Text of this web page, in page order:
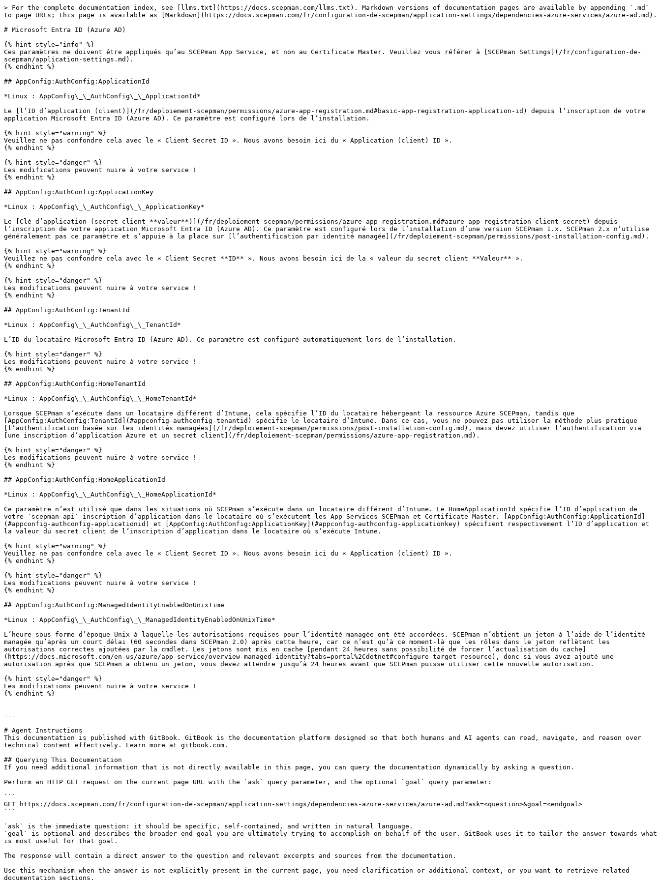
> For the complete documentation index, see [llms.txt](https://docs.scepman.com/llms.txt). Markdown versions of documentation pages are available by appending `.md`
to page URLs; this page is available as [Markdown](https://docs.scepman.com/fr/configuration-de-scepman/application-settings/dependencies-azure-services/azure-ad.md).
# Microsoft Entra ID (Azure AD)
{% hint style="info" %}
Ces paramètres ne doivent être appliqués qu’au SCEPman App Service, et non au Certificate Master. Veuillez vous référer à [SCEPman Settings](/fr/configuration-de-
scepman/application-settings.md).
{% endhint %}
## AppConfig:AuthConfig:ApplicationId
*Linux : AppConfig\_\_AuthConfig\_\_ApplicationId*
Le [l’ID d’application (client)](/fr/deploiement-scepman/permissions/azure-app-registration.md#basic-app-registration-application-id) depuis l’inscription de votre
application Microsoft Entra ID (Azure AD). Ce paramètre est configuré lors de l’installation.
{% hint style="warning" %}
Veuillez ne pas confondre cela avec le « Client Secret ID ». Nous avons besoin ici du « Application (client) ID ».
{% endhint %}
{% hint style="danger" %}
Les modifications peuvent nuire à votre service !
{% endhint %}
## AppConfig:AuthConfig:ApplicationKey
*Linux : AppConfig\_\_AuthConfig\_\_ApplicationKey*
Le [Clé d’application (secret client **valeur**)](/fr/deploiement-scepman/permissions/azure-app-registration.md#azure-app-registration-client-secret) depuis
l’inscription de votre application Microsoft Entra ID (Azure AD). Ce paramètre est configuré lors de l’installation d’une version SCEPman 1.x. SCEPman 2.x n’utilise
généralement pas ce paramètre et s’appuie à la place sur [l’authentification par identité managée](/fr/deploiement-scepman/permissions/post-installation-config.md).
{% hint style="warning" %}
Veuillez ne pas confondre cela avec le « Client Secret **ID** ». Nous avons besoin ici de la « valeur du secret client **Valeur** ».
{% endhint %}
{% hint style="danger" %}
Les modifications peuvent nuire à votre service !
{% endhint %}
## AppConfig:AuthConfig:TenantId
*Linux : AppConfig\_\_AuthConfig\_\_TenantId*
L’ID du locataire Microsoft Entra ID (Azure AD). Ce paramètre est configuré automatiquement lors de l’installation.
{% hint style="danger" %}
Les modifications peuvent nuire à votre service !
{% endhint %}
## AppConfig:AuthConfig:HomeTenantId
*Linux : AppConfig\_\_AuthConfig\_\_HomeTenantId*
Lorsque SCEPman s’exécute dans un locataire différent d’Intune, cela spécifie l’ID du locataire hébergeant la ressource Azure SCEPman, tandis que
[AppConfig:AuthConfig:TenantId](#appconfig-authconfig-tenantid) spécifie le locataire d’Intune. Dans ce cas, vous ne pouvez pas utiliser la méthode plus pratique
[l’authentification basée sur les identités managées](/fr/deploiement-scepman/permissions/post-installation-config.md), mais devez utiliser l’authentification via
[une inscription d’application Azure et un secret client](/fr/deploiement-scepman/permissions/azure-app-registration.md).
{% hint style="danger" %}
Les modifications peuvent nuire à votre service !
{% endhint %}
## AppConfig:AuthConfig:HomeApplicationId
*Linux : AppConfig\_\_AuthConfig\_\_HomeApplicationId*
Ce paramètre n’est utilisé que dans les situations où SCEPman s’exécute dans un locataire différent d’Intune. Le HomeApplicationId spécifie l’ID d’application de
votre `scepman-api` inscription d’application dans le locataire où s’exécutent les App Services SCEPman et Certificate Master. [AppConfig:AuthConfig:ApplicationId]
(#appconfig-authconfig-applicationid) et [AppConfig:AuthConfig:ApplicationKey](#appconfig-authconfig-applicationkey) spécifient respectivement l’ID d’application et
la valeur du secret client de l’inscription d’application dans le locataire où s’exécute Intune.
{% hint style="warning" %}
Veuillez ne pas confondre cela avec le « Client Secret ID ». Nous avons besoin ici du « Application (client) ID ».
{% endhint %}
{% hint style="danger" %}
Les modifications peuvent nuire à votre service !
{% endhint %}
## AppConfig:AuthConfig:ManagedIdentityEnabledOnUnixTime
*Linux : AppConfig\_\_AuthConfig\_\_ManagedIdentityEnabledOnUnixTime*
L’heure sous forme d’époque Unix à laquelle les autorisations requises pour l’identité managée ont été accordées. SCEPman n’obtient un jeton à l’aide de l’identité
managée qu’après un court délai (60 secondes dans SCEPman 2.0) après cette heure, car ce n’est qu’à ce moment-là que les rôles dans le jeton reflètent les
autorisations correctes ajoutées par la cmdlet. Les jetons sont mis en cache [pendant 24 heures sans possibilité de forcer l’actualisation du cache]
(https://docs.microsoft.com/en-us/azure/app-service/overview-managed-identity?tabs=portal%2Cdotnet#configure-target-resource), donc si vous avez ajouté une
autorisation après que SCEPman a obtenu un jeton, vous devez attendre jusqu’à 24 heures avant que SCEPman puisse utiliser cette nouvelle autorisation.
{% hint style="danger" %}
Les modifications peuvent nuire à votre service !
{% endhint %}
---
# Agent Instructions
This documentation is published with GitBook. GitBook is the documentation platform designed so that both humans and AI agents can read, navigate, and reason over
technical content effectively. Learn more at gitbook.com.
## Querying This Documentation
If you need additional information that is not directly available in this page, you can query the documentation dynamically by asking a question.
Perform an HTTP GET request on the current page URL with the `ask` query parameter, and the optional `goal` query parameter:
```
GET https://docs.scepman.com/fr/configuration-de-scepman/application-settings/dependencies-azure-services/azure-ad.md?ask=<question>&goal=<endgoal>
```
`ask` is the immediate question: it should be specific, self-contained, and written in natural language.
`goal` is optional and describes the broader end goal you are ultimately trying to accomplish on behalf of the user. GitBook uses it to tailor the answer towards what
is most useful for that goal.
The response will contain a direct answer to the question and relevant excerpts and sources from the documentation.
Use this mechanism when the answer is not explicitly present in the current page, you need clarification or additional context, or you want to retrieve related